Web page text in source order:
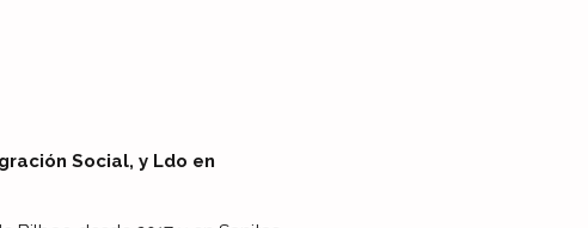
Social, y Ldo en